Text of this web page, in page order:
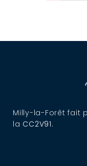
Milly-la-Forêt fait
la CC2V91.